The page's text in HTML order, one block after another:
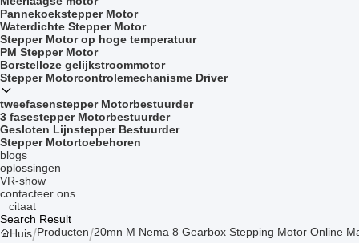
Pannekoekstepper Motor
Waterdichte Stepper Motor
Stepper Motor op hoge temperatuur
PM Stepper Motor
Borstelloze gelijkstroommotor
Stepper Motorcontrolemechanisme Driver
tweefasenstepper Motorbestuurder
3 fasestepper Motorbestuurder
Gesloten Lijnstepper Bestuurder
Stepper Motortoebehoren
blogs
oplossingen
VR-show
contacteer ons
citaat
Search Result
Huis Producten 20mn M Nema 8 Gearbox Stepping Motor Online